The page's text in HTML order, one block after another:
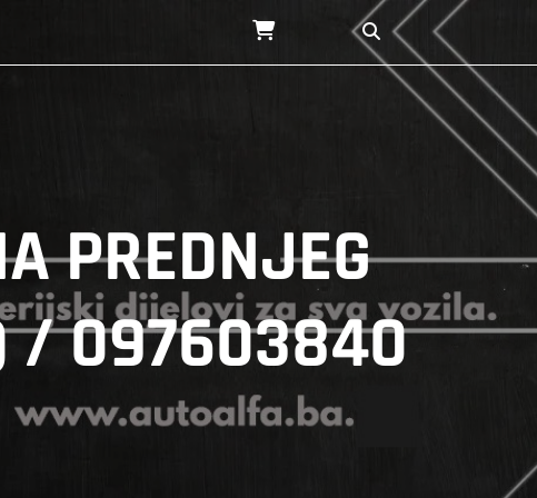
PREDNJEG
/ 097603840